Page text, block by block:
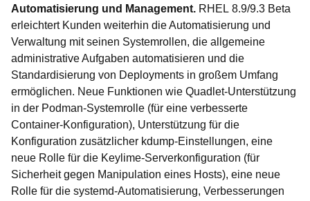
Automatisierung und Management. RHEL 8.9/9.3 Beta
erleichtert Kunden weiterhin die Automatisierung und
Verwaltung mit seinen Systemrollen, die allgemeine
administrative Aufgaben automatisieren und die
Standardisierung von Deployments in großem Umfang
ermöglichen. Neue Funktionen wie Quadlet-Unterstützung
in der Podman-Systemrolle (für eine verbesserte
Container-Konfiguration), Unterstützung für die
Konfiguration zusätzlicher kdump-Einstellungen, eine
neue Rolle für die Keylime-Serverkonfiguration (für
Sicherheit gegen Manipulation eines Hosts), eine neue
Rolle für die systemd-Automatisierung, Verbesserungen